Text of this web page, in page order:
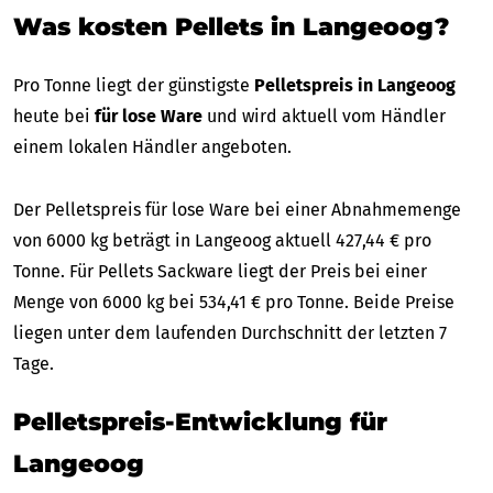
Was kosten Pellets in Langeoog?
Pro Tonne liegt der günstigste Pelletspreis in Langeoog
heute bei für lose Ware und wird aktuell vom Händler
einem lokalen Händler angeboten.
Der Pelletspreis für lose Ware bei einer Abnahmemenge
von 6000 kg beträgt in Langeoog aktuell 427,44 € pro
Tonne. Für Pellets Sackware liegt der Preis bei einer
Menge von 6000 kg bei 534,41 € pro Tonne. Beide Preise
liegen unter dem laufenden Durchschnitt der letzten 7
Tage.
Pelletspreis-Entwicklung für
Langeoog